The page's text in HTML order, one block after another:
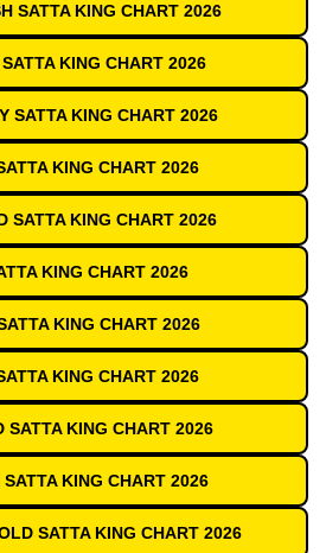
SATTA KING CHART 2026
KING CHART 2026
SATTA KING CHART 2026
KING CHART 2026
SATTA KING CHART 2026
KING CHART 2026
KING CHART 2026
KING CHART 2026
SATTA KING CHART 2026
KING CHART 2026
SATTA KING CHART 2026